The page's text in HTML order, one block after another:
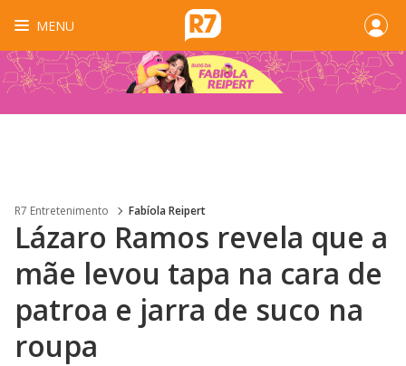
MENU
R7 Entretenimento Fabíola Reipert
Lázaro Ramos revela que a
mãe levou tapa na cara de
patroa e jarra de suco na
roupa